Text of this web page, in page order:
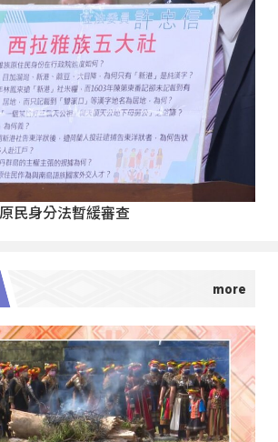
民身分法暫緩審查